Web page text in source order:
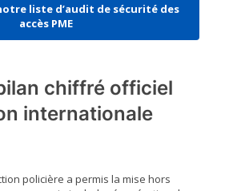
liste d’audit de sécurité des
accès PME
chiffré officiel
internationale
policière a permis la mise hors